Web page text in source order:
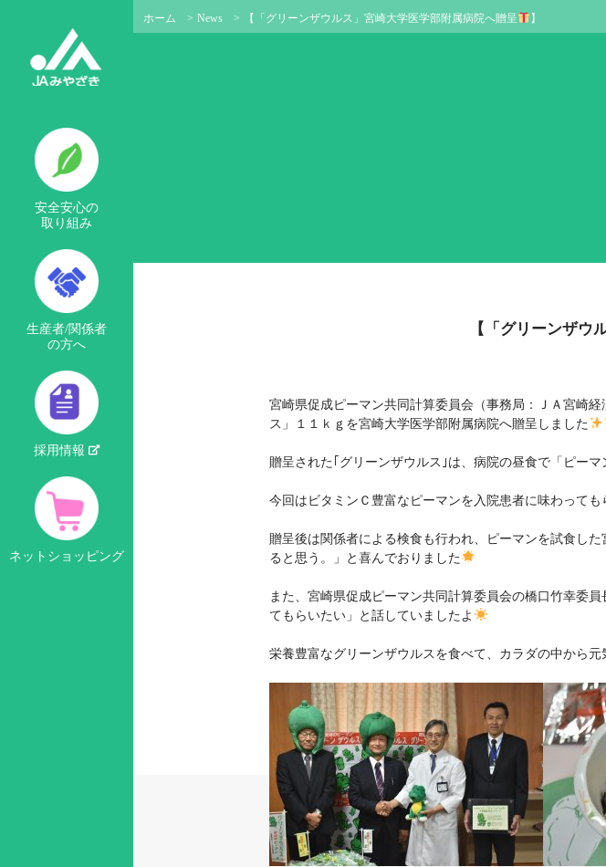
安全安心の
取り組み
生産者/関係者
の方へ
採用情報
ネットショッピング
ホーム > News > 【「グリーンザウルス」宮崎大学医学部附属病院へ贈呈 】
【「グリーンザウ
宮崎県促成ピーマン共同計算委員会（事務局：ＪＡ宮崎
ス」１１ｋｇを宮崎大学医学部附属病院へ贈呈しました
贈呈された｢グリーンザウルス｣は、病院の昼食で「ピー
今回はビタミンＣ豊富なピーマンを入院患者に味わって
贈呈後は関係者による検食も行われ、ピーマンを試食し
ると思う。」と喜んでおりました
また、宮崎県促成ピーマン共同計算委員会の橋口竹幸委
てもらいたい」と話していましたよ
栄養豊富なグリーンザウルスを食べて、カラダの中から